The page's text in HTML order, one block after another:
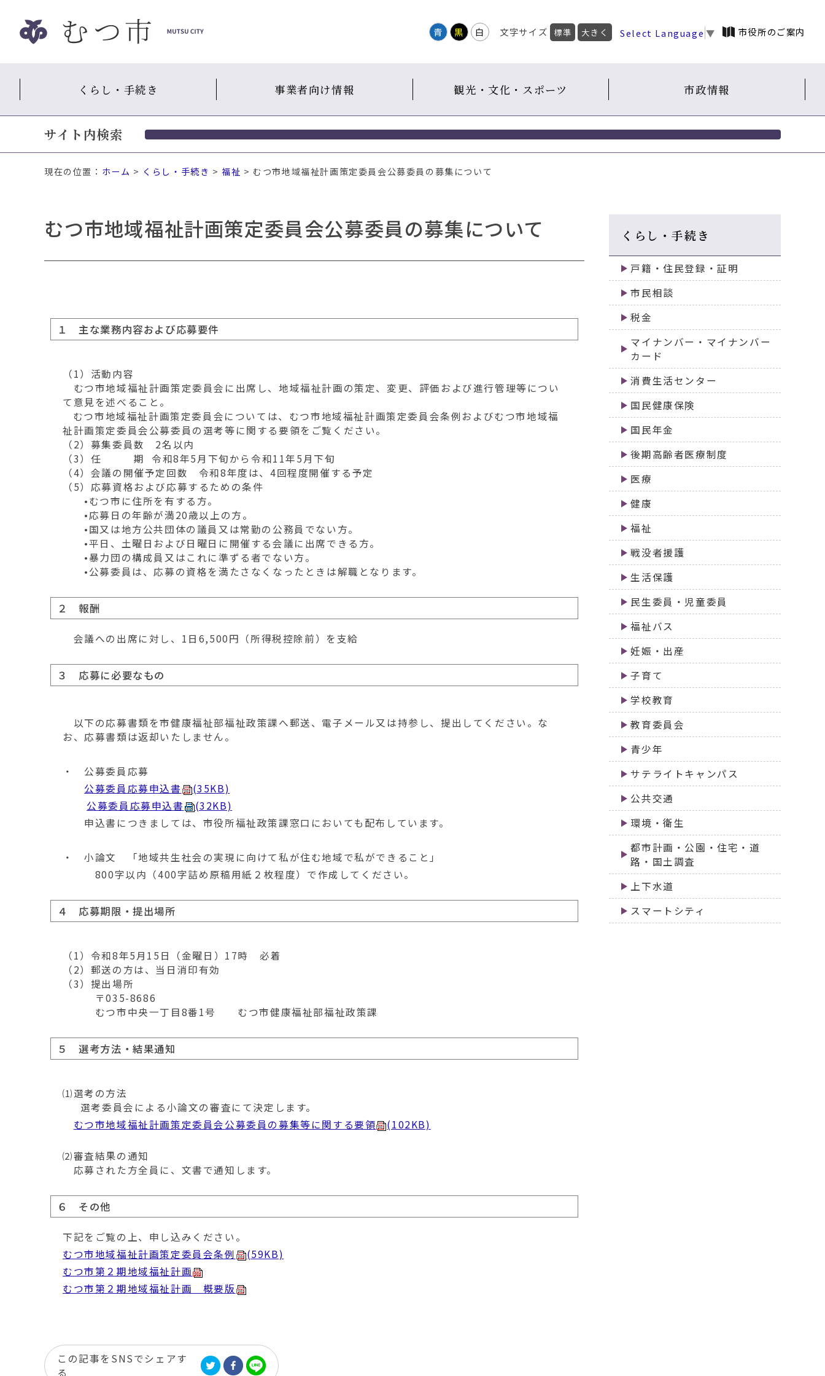
ッ
青 黒 白 文字サイズ 標準 大きく Select Language ▼ 市役所のご案内
くらし・手続き 事業者向け情報 観光・文化・スポーツ 市政情報
サイト内検索
現在の位置： ホーム > くらし・手続き >福祉 > むつ市地域福祉計画策定委員会公募委員の募集について
むつ市地域福祉計画策定委員会公募委員の募集について
１ 主な業務内容および応募要件
（1）活動内容
むつ市地域福祉計画策定委員会に出席し、地域福祉計画の策定、変更、評価および進行管理等につい
て意見を述べること。
むつ市地域福祉計画策定委員会については、むつ市地域福祉計画策定委員会条例およびむつ市地域福
祉計画策定委員会公募委員の選考等に関する要領をご覧ください。
（2）募集委員数 2名以内
（3）任 期 令和8年5月下旬から令和11年5月下旬
（4）会議の開催予定回数 令和8年度は、4回程度開催する予定
（5）応募資格および応募するための条件
•むつ市に住所を有する方。
•応募日の年齢が満20歳以上の方。
•国又は地方公共団体の議員又は常勤の公務員でない方。
•平日、土曜日および日曜日に開催する会議に出席できる方。
•暴力団の構成員又はこれに準ずる者でない方。
•公募委員は、応募の資格を満たさなくなったときは解職となります。
２ 報酬
会議への出席に対し、1日6,500円（所得税控除前）を支給
３ 応募に必要なもの
以下の応募書類を市健康福祉部福祉政策課へ郵送、電子メール又は持参し、提出してください。な
お、応募書類は返却いたしません。
・ 公募委員応募
公募委員応募申込書
(35KB)
公募委員応募申込書
(32KB)
申込書につきましては、市役所福祉政策課窓口においても配布しています。
・ 小論文 「地域共生社会の実現に向けて私が住む地域で私ができること」
800字以内（400字詰め原稿用紙２枚程度）で作成してください。
４ 応募期限・提出場所
（1）令和8年5月15日（金曜日）17時 必着
（2）郵送の方は、当日消印有効
（3）提出場所
〒035-8686
むつ市中央一丁目8番1号 むつ市健康福祉部福祉政策課
５ 選考方法・結果通知
⑴選考の方法
選考委員会による小論文の審査にて決定します。
むつ市地域福祉計画策定委員会公募委員の募集等に関する要領
(102KB)
⑵審査結果の通知
応募された方全員に、文書で通知します。
６ その他
下記をご覧の上、申し込みください。
むつ市地域福祉計画策定委員会条例
(59KB)
むつ市第２期地域福祉計画
むつ市第２期地域福祉計画 概要版
この記事をSNSでシェアす
る
くらし・手続き
戸籍・住民登録・証明
市民相談
税金
マイナンバー・マイナンバー
カード
消費生活センター
国民健康保険
国民年金
後期高齢者医療制度
医療
健康
福祉
戦没者援護
生活保護
民生委員・児童委員
福祉バス
妊娠・出産
子育て
学校教育
教育委員会
青少年
サテライトキャンパス
公共交通
環境・衛生
都市計画・公園・住宅・道
路・国土調査
上下水道
スマートシティ